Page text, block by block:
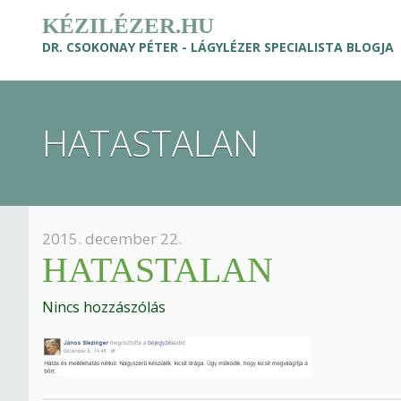
KÉZILÉZER.HU
DR. CSOKONAY PÉTER - LÁGYLÉZER SPECIALISTA BLOGJA
HATASTALAN
2015. december 22.
HATASTALAN
Nincs hozzászólás